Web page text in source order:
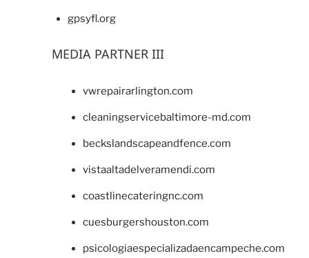
gpsyfl.org
MEDIA PARTNER III
vwrepairarlington.com
cleaningservicebaltimore-md.com
beckslandscapeandfence.com
vistaaltadelveramendi.com
coastlinecateringnc.com
cuesburgershouston.com
psicologiaespecializadaencampeche.com